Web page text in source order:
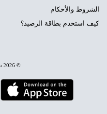
الشروط والأحكام
كيف استخدم بطاقة الرصيد؟
© 2026